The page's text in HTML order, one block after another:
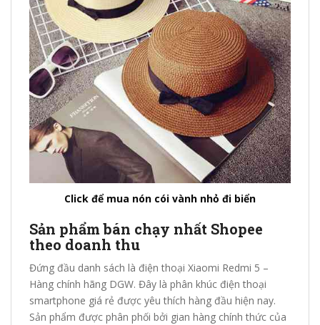
Click để mua nón cói vành nhỏ đi biển
Sản phẩm bán chạy nhất Shopee
theo doanh thu
Đứng đầu danh sách là điện thoại Xiaomi Redmi 5 –
Hàng chính hãng DGW. Đây là phân khúc điện thoại
smartphone giá rẻ được yêu thích hàng đầu hiện nay.
Sản phẩm được phân phối bởi gian hàng chính thức của